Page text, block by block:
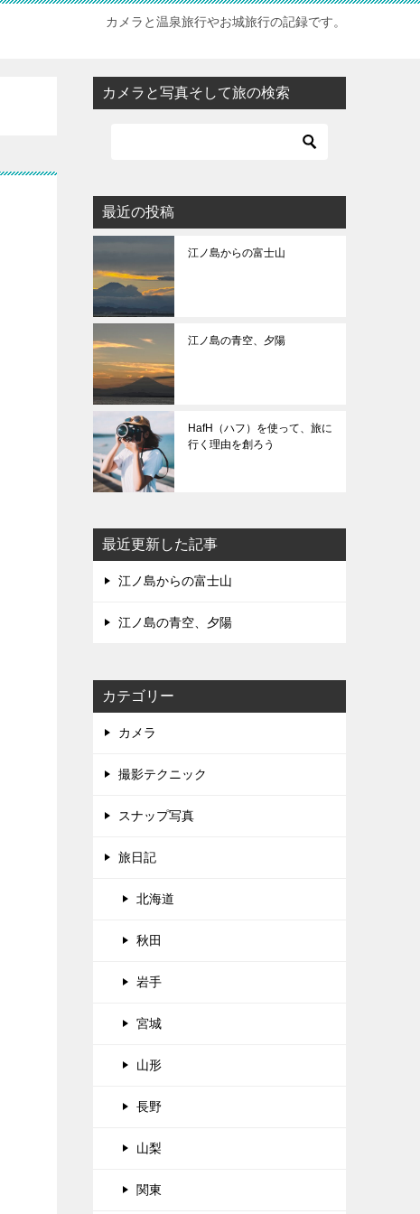
カメラと温泉旅行やお城旅行の記録です。
カメラと写真そして旅の検索
最近の投稿
江ノ島からの富士山
江ノ島の青空、夕陽
HafH（ハフ）を使って、旅に
行く理由を創ろう
最近更新した記事
江ノ島からの富士山
江ノ島の青空、夕陽
カテゴリー
カメラ
撮影テクニック
スナップ写真
旅日記
北海道
秋田
岩手
宮城
山形
長野
山梨
関東